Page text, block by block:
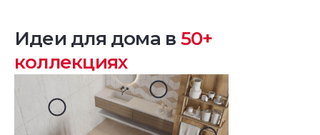
Идеи для дома в 50+
коллекциях